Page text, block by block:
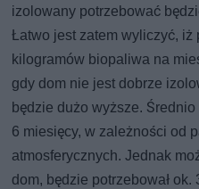
izolowany potrzebować
Łatwo jest zatem wyliczyć, iż
kilogramów biopaliwa na
gdy dom nie jest dobrze
będzie dużo wyższe.
6 miesięcy, w zależności od
atmosferycznych. Jednak
dom, będzie potrzebował